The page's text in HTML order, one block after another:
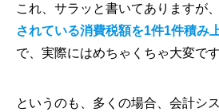
これ、サラッと書いてありますが
されている消費税額を1件1件積み
で、実際にはめちゃくちゃ大変です
というのも、多くの場合、会計シ